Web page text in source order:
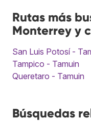
Rutas más
Monterrey y
San Luis Potosí -
Tampico - Tamuin
Queretaro - Tamuin
Búsquedas